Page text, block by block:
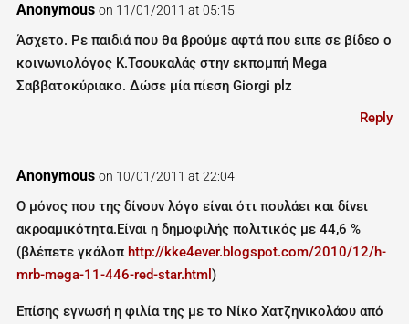
Anonymous on 11/01/2011 at 05:15
Άσχετο. Ρε παιδιά που θα βρούμε αφτά που ειπε σε βίδεο ο
κοινωνιολόγος Κ.Τσουκαλάς στην εκπομπή Mega
Σαββατοκύριακο. Δώσε μία πίεση Giorgi plz
Reply
Anonymous on 10/01/2011 at 22:04
O μόνος που της δίνουν λόγο είναι ότι πουλάει και δίνει
ακροαμικότητα.Είναι η δημοφιλής πολιτικός με 44,6 %
(βλέπετε γκάλοπ http://kke4ever.blogspot.com/2010/12/h-
mrb-mega-11-446-red-star.html )
Eπίσης εγνωσή η φιλία της με το Νίκο Χατζηνικολάου από